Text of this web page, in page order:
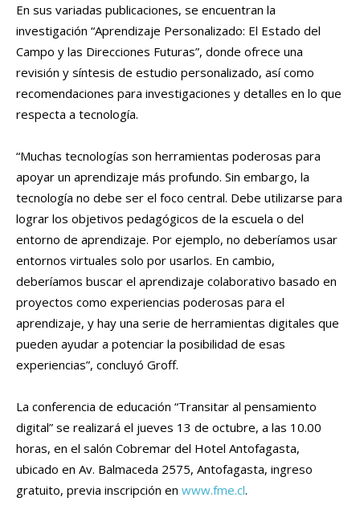
En sus variadas publicaciones, se encuentran la
investigación “Aprendizaje Personalizado: El Estado del
Campo y las Direcciones Futuras”, donde ofrece una
revisión y síntesis de estudio personalizado, así como
recomendaciones para investigaciones y detalles en lo que
respecta a tecnología.
“Muchas tecnologías son herramientas poderosas para
apoyar un aprendizaje más profundo. Sin embargo, la
tecnología no debe ser el foco central. Debe utilizarse para
lograr los objetivos pedagógicos de la escuela o del
entorno de aprendizaje. Por ejemplo, no deberíamos usar
entornos virtuales solo por usarlos. En cambio,
deberíamos buscar el aprendizaje colaborativo basado en
proyectos como experiencias poderosas para el
aprendizaje, y hay una serie de herramientas digitales que
pueden ayudar a potenciar la posibilidad de esas
experiencias”, concluyó Groff.
La conferencia de educación “Transitar al pensamiento
digital” se realizará el jueves 13 de octubre, a las 10.00
horas, en el salón Cobremar del Hotel Antofagasta,
ubicado en Av. Balmaceda 2575, Antofagasta, ingreso
gratuito, previa inscripción en www.fme.cl.